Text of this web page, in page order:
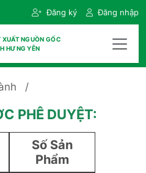
Đăng ký Đăng nhập
XUẤT NGUỒN GỐC
HƯNG YÊN
PHÊ DUYỆT:
Số Sản
Phẩm